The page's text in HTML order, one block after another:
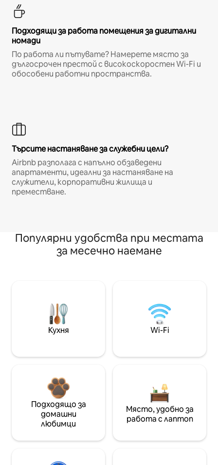
Подходящи за работа помещения за дигитални
номади
По работа ли пътувате? Намерете място за
дългосрочен престой с високоскоростен Wi-Fi и
обособени работни пространства.
Търсите настаняване за служебни цели?
Airbnb разполага с напълно обзаведени
апартаменти, идеални за настаняване на
служители, корпоративни жилища и
преместване.
Популярни удобства при местата
за месечно наемане
Кухня Wi-Fi
Подходящо за
домашни
любимци
Място, удобно за
работа с лаптоп